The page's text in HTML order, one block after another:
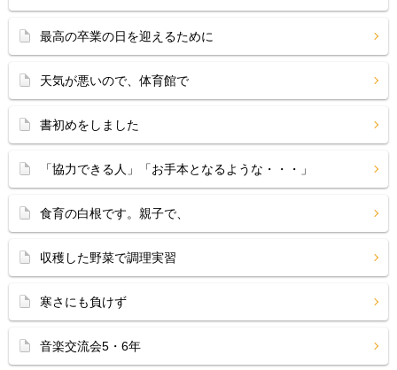
最高の卒業の日を迎えるために
天気が悪いので、体育館で
書初めをしました
「協力できる人」「お手本となるような・・・」
食育の白根です。親子で、
収穫した野菜で調理実習
寒さにも負けず
音楽交流会5・6年